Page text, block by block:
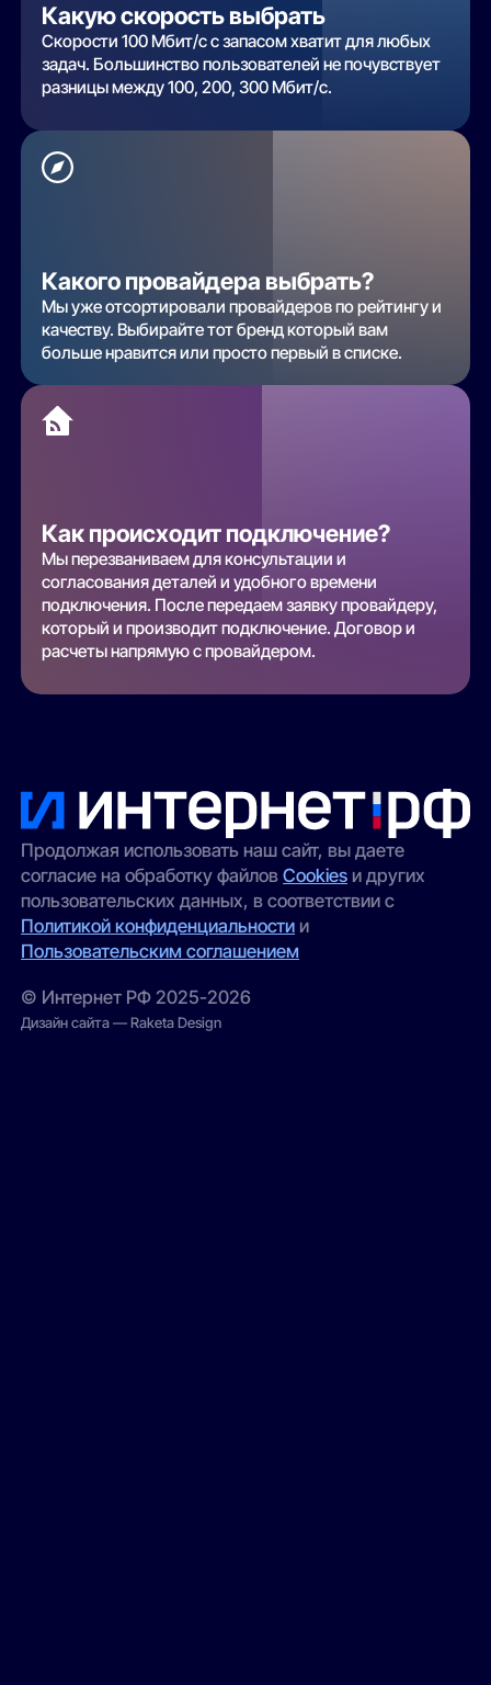
Какую скорость выбрать
Скорости 100 Мбит/с с запасом хватит для любых
задач. Большинство пользователей не почувствует
разницы между 100, 200, 300 Мбит/с.
Какого провайдера выбрать?
Мы уже отсортировали провайдеров по рейтингу и
качеству. Выбирайте тот бренд который вам
больше нравится или просто первый в списке.
Как происходит подключение?
Мы перезваниваем для консультации и
согласования деталей и удобного времени
подключения. После передаем заявку провайдеру,
который и производит подключение. Договор и
расчеты напрямую с провайдером.
Продолжая использовать наш сайт, вы даете
согласие на обработку файловCookies и других
пользовательских данных, в соответствии с
Политикой конфиденциальности и
Пользовательским соглашением
© Интернет РФ 2025-2026
Дизайн сайта — Raketa Design